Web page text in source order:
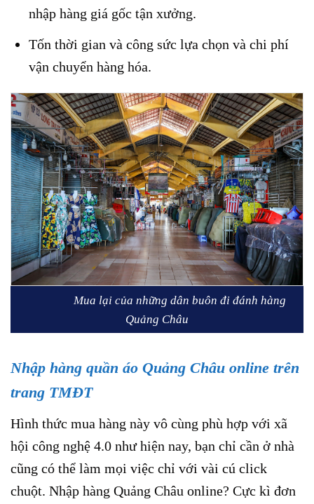
nhập hàng giá gốc tận xưởng.
Tốn thời gian và công sức lựa chọn và chi phí
vận chuyển hàng hóa.
Mua lại của những dân buôn đi đánh hàng
Quảng Châu
Nhập hàng quần áo Quảng Châu online trên
trang TMĐT
Hình thức mua hàng này vô cùng phù hợp với xã
hội công nghệ 4.0 như hiện nay, bạn chỉ cần ở nhà
cũng có thể làm mọi việc chỉ với vài cú click
chuột. Nhập hàng Quảng Châu online? Cực kì đơn